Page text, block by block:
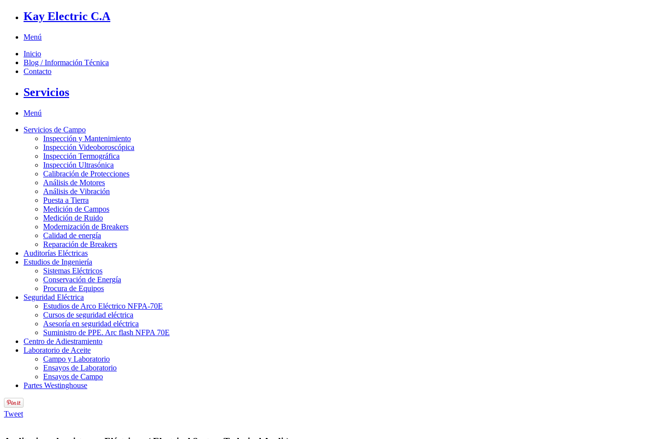
Kay Electric C.A
Menú
Inicio
Blog / Información Técnica
Contacto
Servicios
Menú
Servicios de Campo
Inspección y Mantenimiento
Inspección Videoboroscópica
Inspección Termográfica
Inspección Ultrasónica
Calibración de Protecciones
Análisis de Motores
Análisis de Vibración
Puesta a Tierra
Medición de Campos
Medición de Ruido
Modernización de Breakers
Calidad de energía
Reparación de Breakers
Auditorías Eléctricas
Estudios de Ingeniería
Sistemas Eléctricos
Conservación de Energía
Procura de Equipos
Seguridad Eléctrica
Estudios de Arco Eléctrico NFPA-70E
Cursos de seguridad eléctrica
Asesoría en seguridad eléctrica
Suministro de PPE. Arc flash NFPA 70E
Centro de Adiestramiento
Laboratorio de Aceite
Campo y Laboratorio
Ensayos de Laboratorio
Ensayos de Campo
Partes Westinghouse
Tweet